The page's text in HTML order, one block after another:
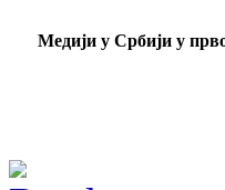
Mедији у Србији у